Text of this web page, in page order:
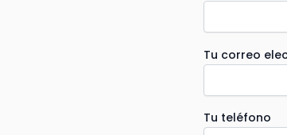
Tu correo
Tu teléfono